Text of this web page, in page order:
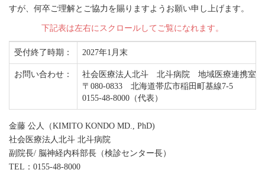
すが、何卒ご理解とご協力を賜りますようお願い申し上げます。
下記表は左右にスクロールしてご覧になれます。
受付終了時期： 2027年1月末
お問い合わせ：
社会医療法人北斗 北斗病院 地域医療連携室
〒080-0833 北海道帯広市稲田町基線7-5
0155-48-8000（代表）
金藤 公人（KIMITO KONDO MD., PhD)
社会医療法人北斗 北斗病院
副院長/ 脳神経内科部長（検診センター長）
TEL：0155-48-8000